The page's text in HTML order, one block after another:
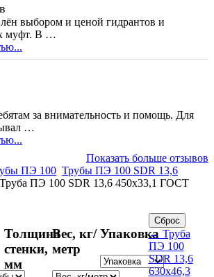
выбором и ценой гидрантов и
муфт. В …
за внимательность и помощь. Для
…
Показать больше отзывов
ПЭ 100 Трубы ПЭ 100 SDR 13,6
Труба ПЭ 100 SDR 13,6 450x33,1 ГОСТ
Толщина
стенки,
мм
Вес, кг/
метр
Упаковка← Труба
ПЭ 100
SDR 13,6
630x46,3